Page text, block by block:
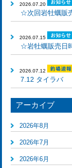
2026.07.20
☆次回岩牡蠣販
2026.07.15
☆岩牡蠣販売日
2026.07.12
7.12 タイラバ
アーカイブ
2026年8月
2026年7月
2026年6月